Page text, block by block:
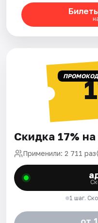
Рейтинги
ПРОМОКОД
Скидка 17%
Применили: 2 711 раз
1 шаг.